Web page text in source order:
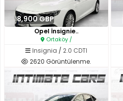
8,900 GBP
Opel İnsignie..
Ortaköy /
Insignia / 2.0 CDTI
2620 Görüntülenme.